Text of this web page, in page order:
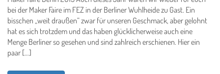
bei der Maker Faire im FEZ in der Berliner Wuhlheide zu Gast. Ein
bisschen „weit draußen“ zwar für unseren Geschmack, aber gelohnt
hat es sich trotzdem und das haben glücklicherweise auch eine
Menge Berliner so gesehen und sind zahlreich erschienen. Hier ein
paar […]